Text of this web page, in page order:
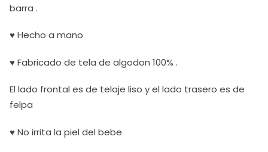
barra .
♥ Hecho a mano
♥ Fabricado de tela de algodon 100% .
El lado frontal es de telaje liso y el lado trasero es de
felpa
♥ No irrita la piel del bebe